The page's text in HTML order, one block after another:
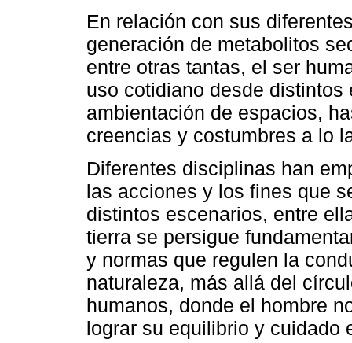
En relación con sus
generación de metabolitos
entre otras tantas, el ser
uso cotidiano desde
ambientación de espacios,
creencias y costumbres a lo
Diferentes disciplinas han
las acciones y los fines que
distintos escenarios, entre
tierra se persigue
y normas que regulen la
naturaleza, más allá del
humanos, donde el hombre
lograr su equilibrio y cuidado